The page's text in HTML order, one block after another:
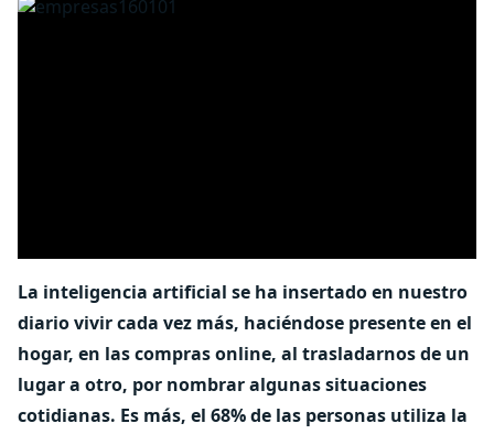
La inteligencia artificial se ha insertado en nuestro
diario vivir cada vez más, haciéndose presente en el
hogar, en las compras online, al trasladarnos de un
lugar a otro, por nombrar algunas situaciones
cotidianas. Es más, el 68% de las personas utiliza la